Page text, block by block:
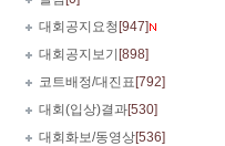
대회공지요청 [947]
대회공지보기 [898]
코트배정/대진표 [792]
대회(입상)결과[530]
대회화보/동영상[536]